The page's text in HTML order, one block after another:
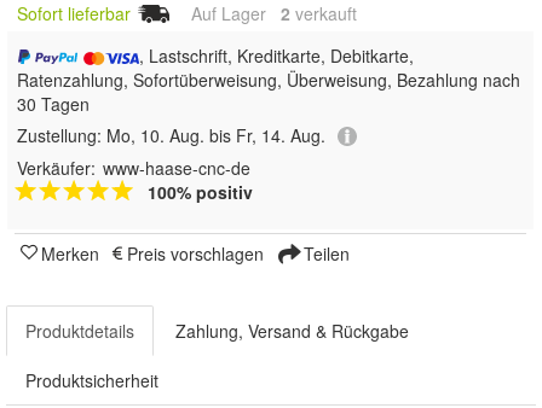
Sofort lieferbar Auf Lager 2 verkauft
, Lastschrift, Kreditkarte, Debitkarte,
Ratenzahlung, Sofortüberweisung, Überweisung, Bezahlung nach
30 Tagen
Zustellung: Mo, 10. Aug. bis Fr, 14. Aug.
Verkäufer: www-haase-cnc-de
100% positiv
Merken Preis vorschlagen Teilen
Produktdetails Zahlung, Versand & Rückgabe
Produktsicherheit